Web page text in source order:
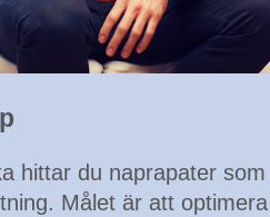
hittar du naprapater
Målet är att